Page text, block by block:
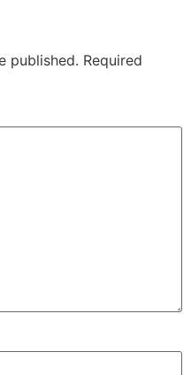
published. Required